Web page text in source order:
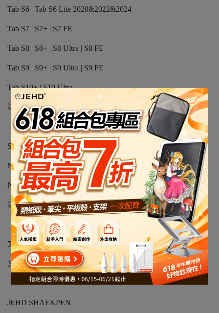
Tab S6 | Tab S6 Lite 2020&2022&2024
Tab S7 | S7+ | S7 FE
Tab S8 | S8+ | S8 Ultra | S8 FE
Tab S9 | S9+ | S9 Ultra | S9 FE
Tab S10+ | S10 Ultra
以上原廠贈送的SPEN
S21 Ultra | S22 Ultra | S23 Ultra | S24 Ultra
Note 20 | Note 20 Ultra
Note 10 | Note 10+
以上原廠贈送的SPEN
文石BOOX Pen Plus 電磁筆
文石Pen2 Pro 電磁筆
JEHD SHAEKPEN